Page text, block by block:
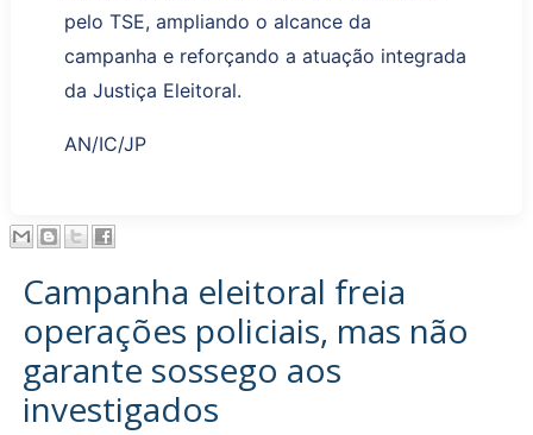
pelo TSE, ampliando o alcance da
campanha e reforçando a atuação integrada
da Justiça Eleitoral.
AN/IC/JP
Campanha eleitoral freia
operações policiais, mas não
garante sossego aos
investigados